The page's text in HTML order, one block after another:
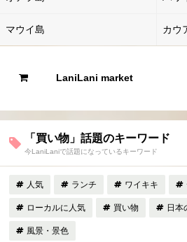
マウイ島 カウ
LaniLani market
「買い物」話題のキーワード
今LaniLaniで話題になっているキーワード
人気 ランチ ワイキキ
ローカルに人気 買い物 日本
風景・景色